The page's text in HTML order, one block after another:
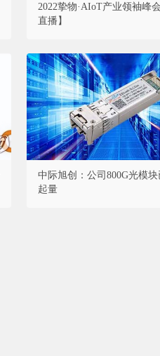
2022挚物·AIoT产业领袖峰
直播】
中际旭创：公司800G光模
起量